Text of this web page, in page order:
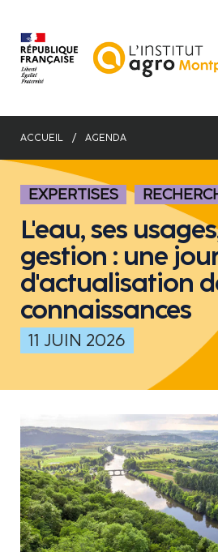
contenu
principal
ACCUEIL AGENDA
EXPERTISES
L'eau, ses
gestion : une
d'actualisation
connaissances
11 JUIN 2026